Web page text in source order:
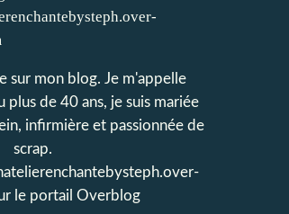
sur mon blog. Je m'appelle
plus de 40 ans, je suis mariée
infirmière et passionnée de
scrap.
le portail Overblog